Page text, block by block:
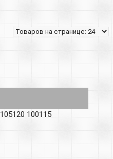
105120 100115